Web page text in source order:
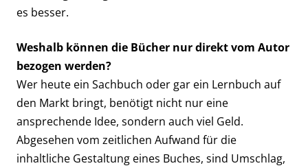
es besser.
Weshalb können die Bücher nur direkt vom Autor
bezogen werden?
Wer heute ein Sachbuch oder gar ein Lernbuch auf
den Markt bringt, benötigt nicht nur eine
ansprechende Idee, sondern auch viel Geld.
Abgesehen vom zeitlichen Aufwand für die
inhaltliche Gestaltung eines Buches, sind Umschlag,